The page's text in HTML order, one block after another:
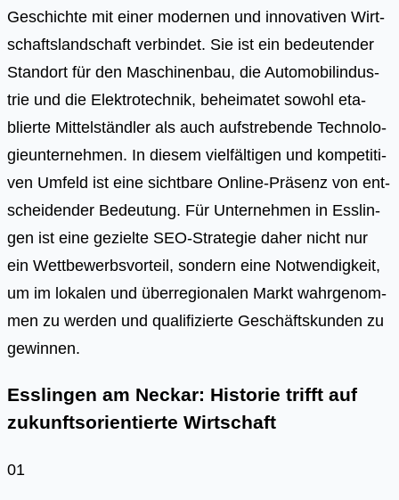
Geschich­te mit einer moder­nen und inno­va­ti­ven Wirt­
schafts­land­schaft ver­bin­det. Sie ist ein bedeu­ten­der
Stand­ort für den Maschi­nen­bau, die Auto­mo­bil­in­dus­
trie und die Elek­tro­tech­nik, behei­ma­tet sowohl eta­
blier­te Mit­tel­ständ­ler als auch auf­stre­ben­de Tech­no­lo­
gie­un­ter­neh­men. In die­sem viel­fäl­ti­gen und kom­pe­ti­ti­
ven Umfeld ist eine sicht­ba­re Online-Prä­senz von ent­
schei­den­der Bedeu­tung. Für Unter­neh­men in Ess­lin­
gen ist eine geziel­te SEO-Stra­te­gie daher nicht nur
ein Wett­be­werbs­vor­teil, son­dern eine Not­wen­dig­keit,
um im loka­len und über­re­gio­na­len Markt wahr­ge­nom­
men zu wer­den und qua­li­fi­zier­te Geschäfts­kun­den zu
gewin­nen.
Esslingen am Neckar: Historie trifft auf
zukunftsorientierte Wirtschaft
01